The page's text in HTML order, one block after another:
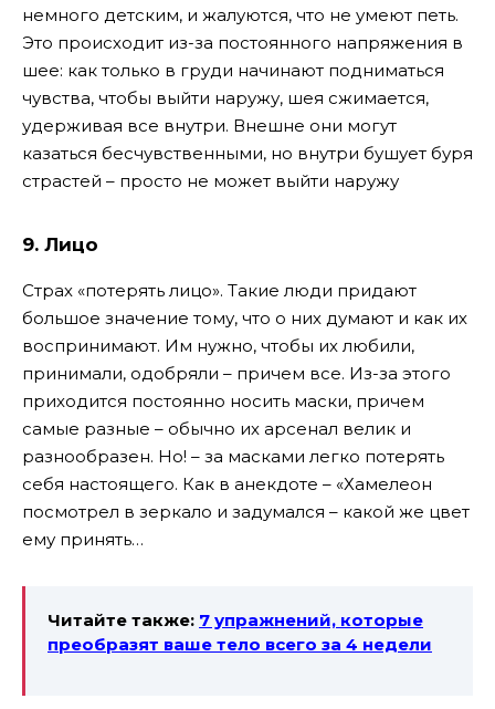
немного детским, и жалуются, что не умеют петь.
Это происходит из-за постоянного напряжения в
шее: как только в груди начинают подниматься
чувства, чтобы выйти наружу, шея сжимается,
удерживая все внутри. Внешне они могут
казаться бесчувственными, но внутри бушует буря
страстей – просто не может выйти наружу
9. Лицо
Страх «потерять лицо». Такие люди придают
большое значение тому, что о них думают и как их
воспринимают. Им нужно, чтобы их любили,
принимали, одобряли – причем все. Из-за этого
приходится постоянно носить маски, причем
самые разные – обычно их арсенал велик и
разнообразен. Но! – за масками легко потерять
себя настоящего. Как в анекдоте – «Хамелеон
посмотрел в зеркало и задумался – какой же цвет
ему принять…
Читайте также: 7 упражнений, которые
преобразят ваше тело всего за 4 недели